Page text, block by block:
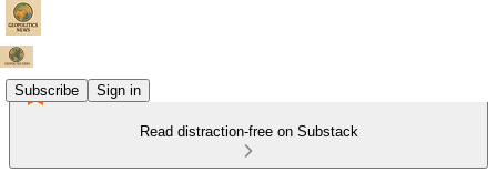
Subscribe Sign in
Read distraction-free on Substack